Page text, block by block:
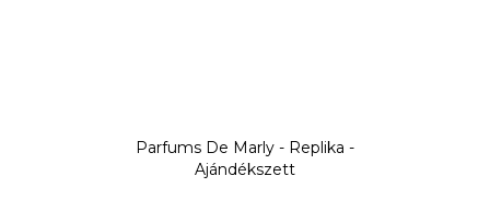
Parfums De Marly - Replika -
Ajándékszett